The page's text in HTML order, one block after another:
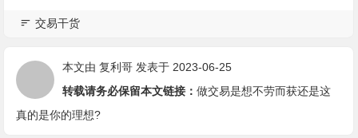
交易干货
本文由复利哥 发表于 2023-06-25
转载请务必保留本文链接：做交易是想不劳而获还是这
真的是你的理想?